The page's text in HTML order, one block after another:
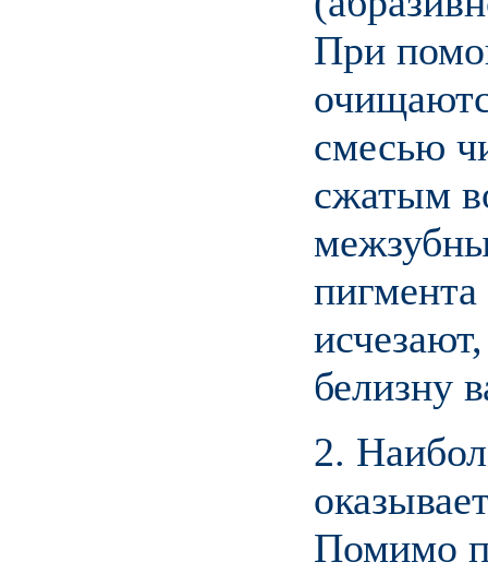
При
смесью
сжатым
пигмента
белизну
2.
Помимо